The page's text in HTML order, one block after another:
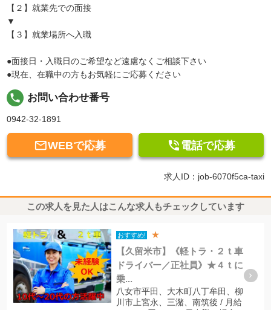
【２】就業先での面接
▼
【３】就業場所へ入職
●面接日・入職日のご希望など遠慮なくご相談下さい
●現在、在職中の方もお気軽にご応募ください
local_phone お問い合わせ番号
0942-32-1891
WEBで応募  電話で応募
求人ID：job-6070f5ca-taxi
この求人を見た人はこんな求人もチェックしています
おすすめ! ★
【久留米市】《軽トラ・２ｔ車
ドライバー／正社員》★４ｔに
乗...
八女市平田、大木町八丁牟田、柳
川市上宮永、三潴、南筑後 / 月給